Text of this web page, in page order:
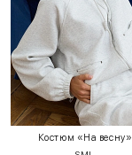
Костюм «На весну»